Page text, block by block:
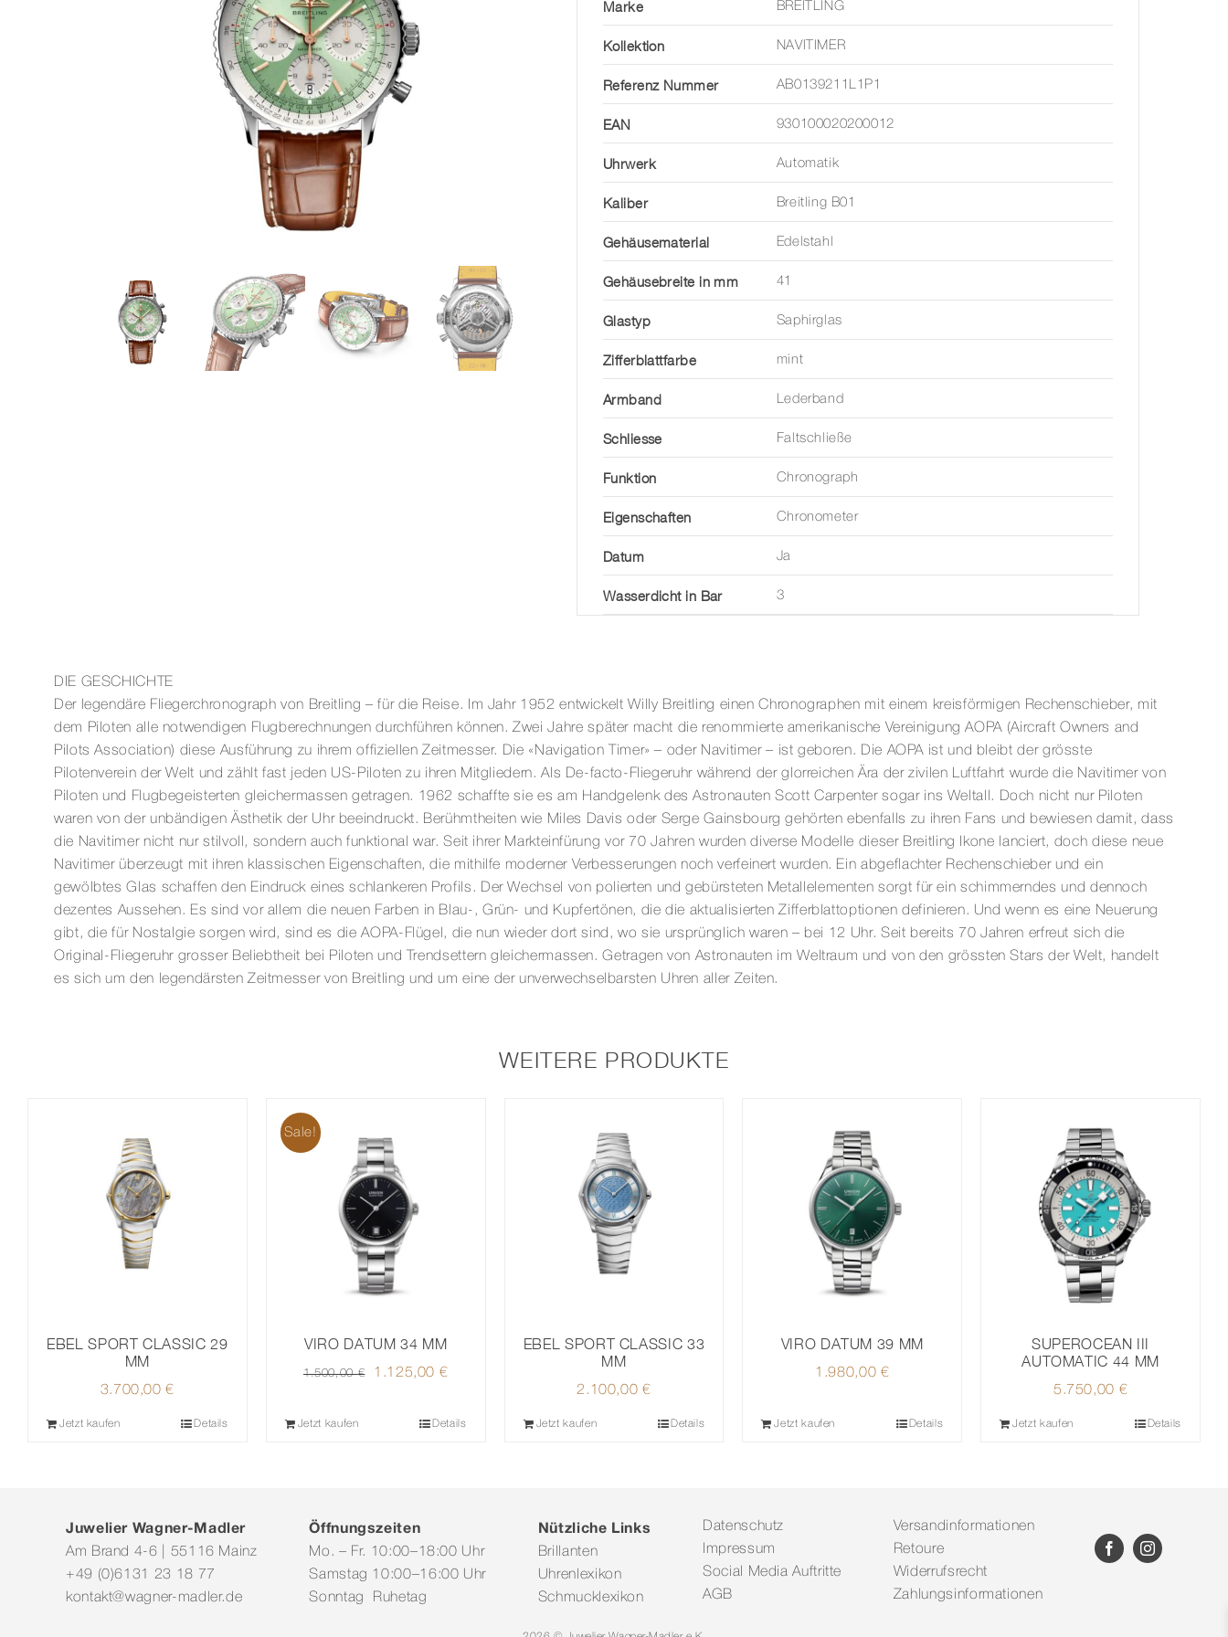
Marke BREITLING
Kollektion NAVITIMER
Referenz Nummer AB0139211L1P1
EAN 930100020200012
Uhrwerk Automatik
Kaliber Breitling B01
Gehäusematerial Edelstahl
Gehäusebreite in mm 41
Glastyp Saphirglas
Zifferblattfarbe mint
Armband Lederband
Schliesse Faltschließe
Funktion Chronograph
Eigenschaften Chronometer
Datum Ja
Wasserdicht in Bar 3
DIE GESCHICHTE
Der legendäre Fliegerchronograph von Breitling – für die Reise. Im Jahr 1952 entwickelt Willy Breitling einen Chronographen mit einem kreisförmigen Rechenschieber, mit
dem Piloten alle notwendigen Flugberechnungen durchführen können. Zwei Jahre später macht die renommierte amerikanische Vereinigung AOPA (Aircraft Owners and
Pilots Association) diese Ausführung zu ihrem offiziellen Zeitmesser. Die «Navigation Timer» – oder Navitimer – ist geboren. Die AOPA ist und bleibt der grösste
Pilotenverein der Welt und zählt fast jeden US-Piloten zu ihren Mitgliedern. Als De-facto-Fliegeruhr während der glorreichen Ära der zivilen Luftfahrt wurde die Navitimer von
Piloten und Flugbegeisterten gleichermassen getragen. 1962 schaffte sie es am Handgelenk des Astronauten Scott Carpenter sogar ins Weltall. Doch nicht nur Piloten
waren von der unbändigen Ästhetik der Uhr beeindruckt. Berühmtheiten wie Miles Davis oder Serge Gainsbourg gehörten ebenfalls zu ihren Fans und bewiesen damit, dass
die Navitimer nicht nur stilvoll, sondern auch funktional war. Seit ihrer Markteinfürung vor 70 Jahren wurden diverse Modelle dieser Breitling Ikone lanciert, doch diese neue
Navitimer überzeugt mit ihren klassischen Eigenschaften, die mithilfe moderner Verbesserungen noch verfeinert wurden. Ein abgeflachter Rechenschieber und ein
gewölbtes Glas schaffen den Eindruck eines schlankeren Profils. Der Wechsel von polierten und gebürsteten Metallelementen sorgt für ein schimmerndes und dennoch
dezentes Aussehen. Es sind vor allem die neuen Farben in Blau-, Grün- und Kupfertönen, die die aktualisierten Zifferblattoptionen definieren. Und wenn es eine Neuerung
gibt, die für Nostalgie sorgen wird, sind es die AOPA-Flügel, die nun wieder dort sind, wo sie ursprünglich waren – bei 12 Uhr. Seit bereits 70 Jahren erfreut sich die
Original-Fliegeruhr grosser Beliebtheit bei Piloten und Trendsettern gleichermassen. Getragen von Astronauten im Weltraum und von den grössten Stars der Welt, handelt
es sich um den legendärsten Zeitmesser von Breitling und um eine der unverwechselbarsten Uhren aller Zeiten.
WEITERE PRODUKTE
EBEL SPORT CLASSIC 29
MM
3.700,00€
Jetzt kaufen Details
Sale!
VIRO DATUM 34 MM
1.500,00€
Ursprünglicher
1.125,00 €
ist:
Jetzt kaufen Details
EBEL SPORT CLASSIC 33
MM
2.100,00€
Jetzt kaufen Details
VIRO DATUM 39 MM
1.980,00 €
Jetzt kaufen Details
SUPEROCEAN III
AUTOMATIC 44 MM
5.750,00 €
Jetzt kaufen Details
Juwelier Wagner-Madler
Am Brand 4-6 | 55116 Mainz
+49 (0)6131 23 18 77
kontakt@wagner-madler.de
Öffnungszeiten
Mo. – Fr. 10:00–18:00 Uhr
Samstag 10:00–16:00 Uhr
Sonntag Ruhetag
Nützliche Links
Brillanten
Uhrenlexikon
Schmucklexikon
Datenschutz
Impressum
Social Media Auftritte
AGB
Versandinformationen
Retoure
Widerrufsrecht
Zahlungsinformationen